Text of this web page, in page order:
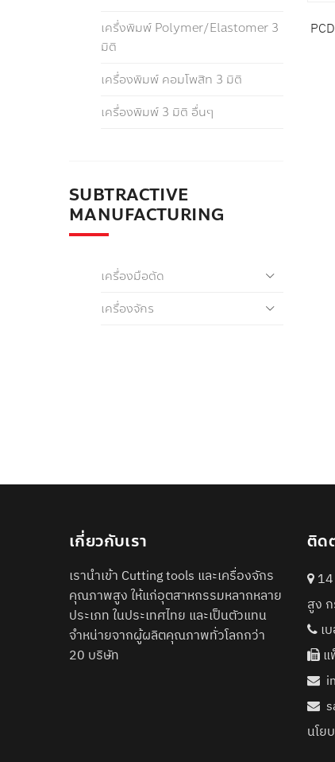
เครื่งพิมพ์ Polymer/Elastomer 3
มิติ
เครื่องพิมพ์ คอมโพสิท 3 มิติ
เครื่องพิมพ์ 3 มิติ อื่นๆ
SUBTRACTIVE
MANUFACTURING
เครื่องมือตัด
เครื่องจักร
เกี่ยวกับเรา
เรานำเข้า Cutting tools และเครื่องจักร
คุณภาพสูง ให้แก่อุตสาหกรรมหลากหลาย
ประเภท ในประเทศไทย และเป็นตัวแทน
จำหน่ายจากผู้ผลิตคุณภาพทั่วโลกกว่า
20 บริษัท
ติด
สูง
เ
แ
นโย